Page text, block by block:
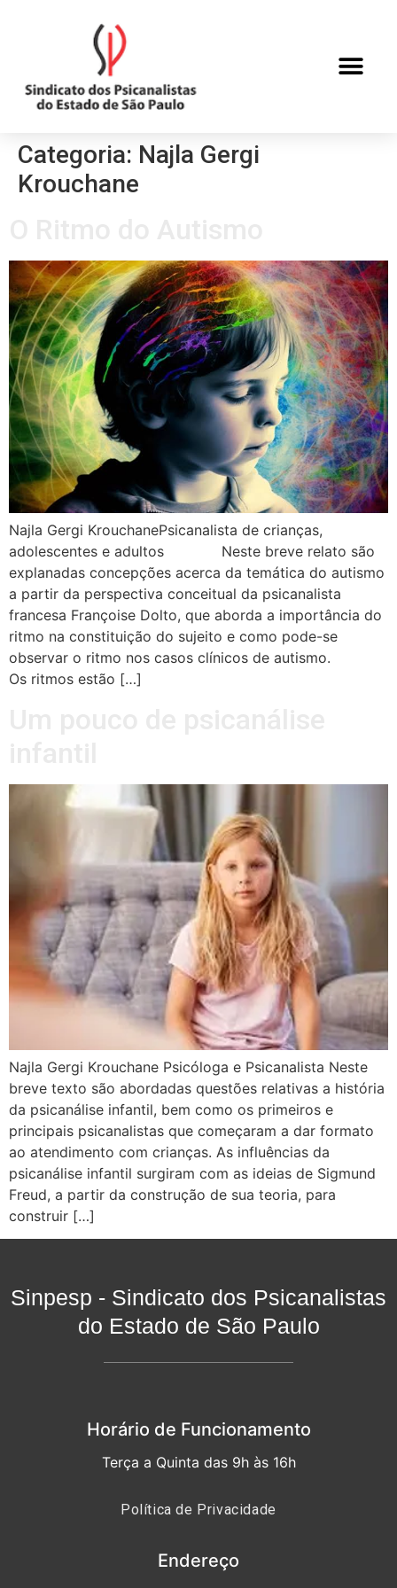
Categoria: Najla Gergi
Krouchane
Najla Gergi KrouchanePsicanalista de crianças,
adolescentes e adultos Neste breve relato são
explanadas concepções acerca da temática do autismo
a partir da perspectiva conceitual da psicanalista
francesa Françoise Dolto, que aborda a importância do
ritmo na constituição do sujeito e como pode-se
observar o ritmo nos casos clínicos de autismo.
Os ritmos estão […]
Najla Gergi Krouchane Psicóloga e Psicanalista Neste
breve texto são abordadas questões relativas a história
da psicanálise infantil, bem como os primeiros e
principais psicanalistas que começaram a dar formato
ao atendimento com crianças. As influências da
psicanálise infantil surgiram com as ideias de Sigmund
Freud, a partir da construção de sua teoria, para
construir […]
Sinpesp - Sindicato dos Psicanalistas
do Estado de São Paulo
Horário de Funcionamento
Terça a Quinta das 9h às 16h
Política de Privacidade
Endereço